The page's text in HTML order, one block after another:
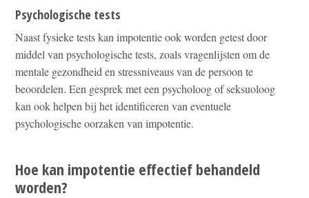
Psychologische tests
Naast fysieke tests kan impotentie ook worden getest door
middel van psychologische tests, zoals vragenlijsten om de
mentale gezondheid en stressniveaus van de persoon te
beoordelen. Een gesprek met een psycholoog of seksuoloog
kan ook helpen bij het identificeren van eventuele
psychologische oorzaken van impotentie.
Hoe kan impotentie effectief behandeld
worden?